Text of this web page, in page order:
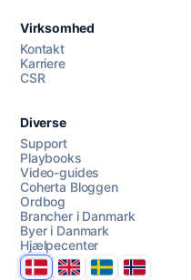
AI Campaign Assist
Virksomhed
Kontakt
Karriere
CSR
Diverse
Support
Playbooks
Video-guides
Coherta Bloggen
Ordbog
Brancher i Danmark
Byer i Danmark
Hjælpecenter
DanmarkUnited Kingdom
SverigeNorge